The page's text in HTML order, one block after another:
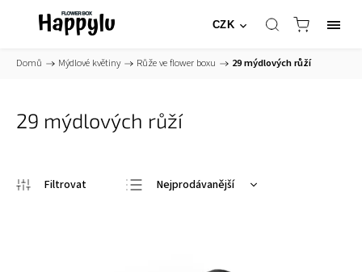
CZK
Domů / Mýdlové květiny / Růže ve flower boxu / 29 mýdlových růží
29 mýdlových růží
Nejprodávanější